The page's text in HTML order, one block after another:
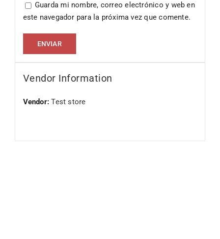
Guarda mi nombre, correo electrónico y web en
este navegador para la próxima vez que comente.
Vendor Information
Vendor:Test store